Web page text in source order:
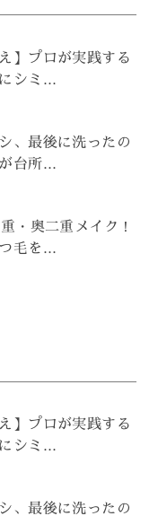
】プロが実践する
シミ...
、最後に洗ったの
台所...
・奥二重メイク！
毛を...
】プロが実践する
シミ...
、最後に洗ったの